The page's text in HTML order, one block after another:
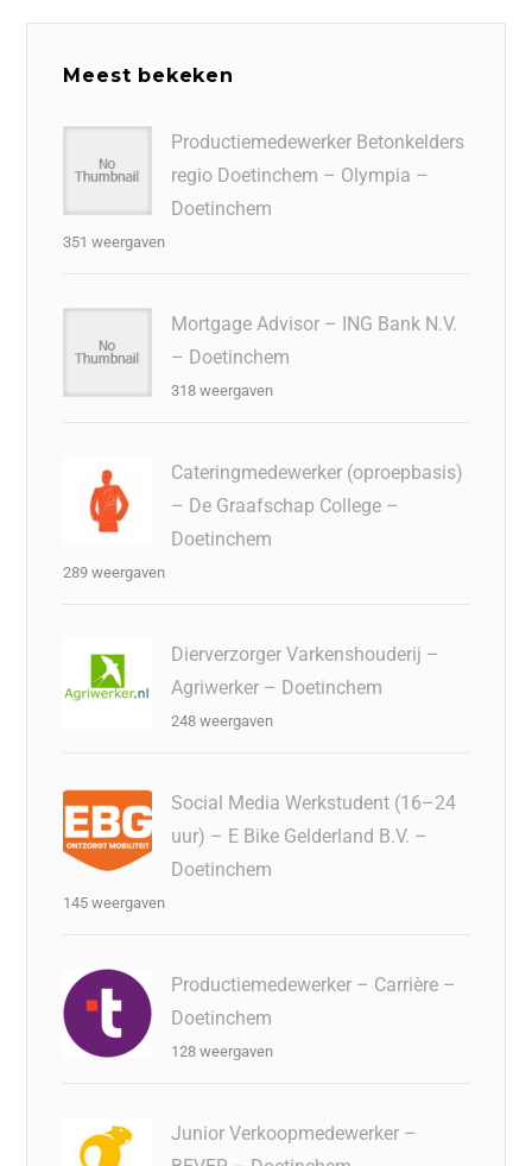
Meest bekeken
Productiemedewerker Betonkelders
regio Doetinchem – Olympia –
Doetinchem
351 weergaven
Mortgage Advisor – ING Bank N.V.
– Doetinchem
318 weergaven
Cateringmedewerker (oproepbasis)
– De Graafschap College –
Doetinchem
289 weergaven
Dierverzorger Varkenshouderij –
Agriwerker – Doetinchem
248 weergaven
Social Media Werkstudent (16–24
uur) – E Bike Gelderland B.V. –
Doetinchem
145 weergaven
Productiemedewerker – Carrière –
Doetinchem
128 weergaven
Junior Verkoopmedewerker –